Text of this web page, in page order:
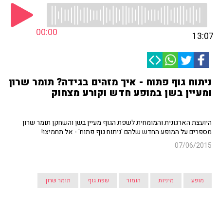
00:00 13:07
ניתוח גוף פתוח - איך מזהים בגידה? תומר שרון
ומעיין בשן במופע חדש וקורע מצחוק
היועצת הארגונית והמומחית לשפת הגוף מעיין בשן והשחקן תומר שרון
מספרים על המופע החדש שלהם 'ניתוח גוף פתוח' - אל תחמיצו!
07/06/2015
מופע מיניות הומור שפת גוף תומר שרון